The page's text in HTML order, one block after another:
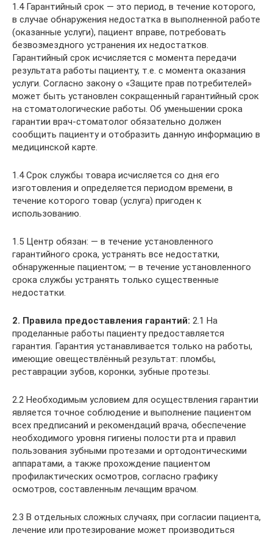
1.4 Гарантийный срок — это период, в течение которого,
в случае обнаружения недостатка в выполненной работе
(оказанные услуги), пациент вправе, потребовать
безвозмездного устранения их недостатков.
Гарантийный срок исчисляется с момента передачи
результата работы пациенту, т.е. с момента оказания
услуги. Согласно закону о «Защите прав потребителей»
может быть установлен сокращенный гарантийный срок
на стоматологические работы. Об уменьшении срока
гарантии врач-стоматолог обязательно должен
сообщить пациенту и отобразить данную информацию в
медицинской карте.
1.4 Срок службы товара исчисляется со дня его
изготовления и определяется периодом времени, в
течение которого товар (услуга) пригоден к
использованию.
1.5 Центр обязан: — в течение установленного
гарантийного срока, устранять все недостатки,
обнаруженные пациентом; — в течение установленного
срока службы устранять только существенные
недостатки.
2. Правила предоставления гарантий: 2.1 На
проделанные работы пациенту предоставляется
гарантия. Гарантия устанавливается только на работы,
имеющие овеществлённый результат: пломбы,
реставрации зубов, коронки, зубные протезы.
2.2 Необходимым условием для осуществления гарантии
является точное соблюдение и выполнение пациентом
всех предписаний и рекомендаций врача, обеспечение
необходимого уровня гигиены полости рта и правил
пользования зубными протезами и ортодонтическими
аппаратами, а также прохождение пациентом
профилактических осмотров, согласно графику
осмотров, составленным лечащим врачом.
2.3 В отдельных сложных случаях, при согласии пациента,
лечение или протезирование может производиться